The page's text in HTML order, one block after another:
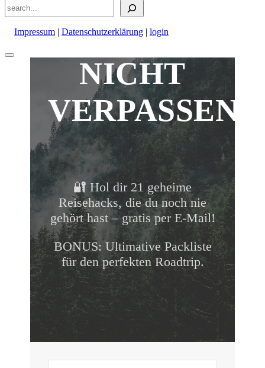
Impressum | Datenschutzerklärung | login
Nach
NICHT
VERPASSEN!
🔐 Hol dir 21 geheime
Reisehacks, die du noch nie
gehört hast – gratis per E-Mail!
BONUS: Ultimative Packliste
für den perfekten Roadtrip.